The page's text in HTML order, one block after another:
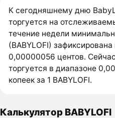
К сегодняшнему дню
торгуется на
течение недели
(BABYLOFI)
0,00000056 центов.
торгуется в диапазоне
копеек за 1 BABYLOFI.
Калькулятор BABYLOFI